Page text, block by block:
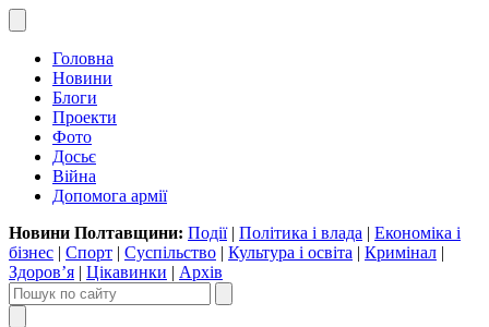
Головна
Новини
Блоги
Проекти
Фото
Досьє
Війна
Допомога армії
Новини Полтавщини: Події| Політика і влада | Економіка і
бізнес | Спорт | Суспільство | Культура і освіта | Кримінал |
Здоров’я | Цікавинки | Архів